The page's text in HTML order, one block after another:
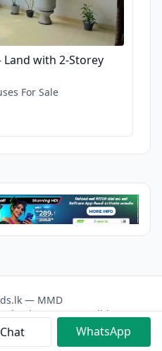
Land with 2-Storey
For Sale
WhatsApp
— MMD
Terms & Conditions
Policy